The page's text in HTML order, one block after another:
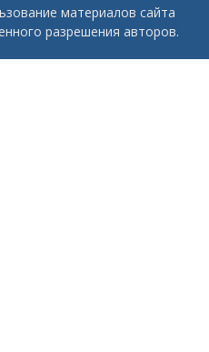
материалов сайта
разрешения авторов.